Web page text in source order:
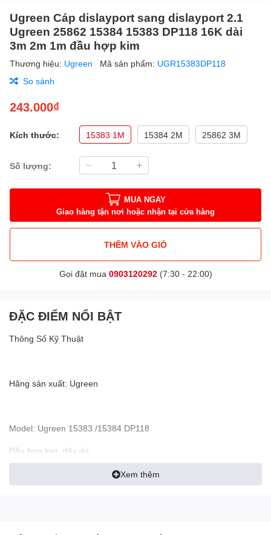
Ugreen Cáp dislayport sang dislayport 2.1
Ugreen 25862 15384 15383 DP118 16K dài
3m 2m 1m đầu hợp kim
Thương hiệu: Ugreen Mã sản phẩm: UGR15383DP118
So sánh
243.000₫
Kích thước: 15383 1M 15384 2M 25862 3M
Số lượng:
MUA NGAY
Giao hàng tận nơi hoặc nhận tại cửa hàng
THÊM VÀO GIỎ
Gọi đặt mua 0903120292(7:30 - 22:00)
ĐẶC ĐIỂM NỔI BẬT
Thông Số Kỹ Thuật
Hãng sản xuất: Ugreen
Model: Ugreen 15383 /15384 DP118
Đầu hợp kim, dây dù
Xem thêm